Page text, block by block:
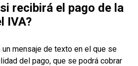
recibirá el pago de la
IVA?
mensaje de texto en el que se
del pago, que se podrá cobrar